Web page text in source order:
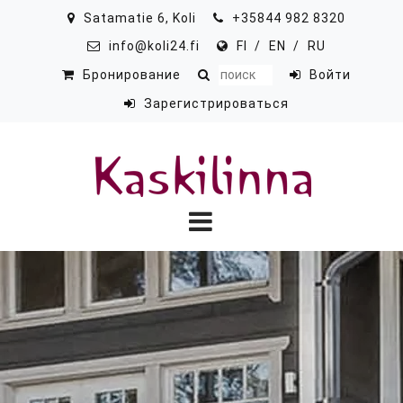
Перейти к основному содержанию
Satamatie 6, Koli
+35844 982 8320
info@koli24.fi
FI EN
RU
Бронирование
Войти
Зарегистрироваться